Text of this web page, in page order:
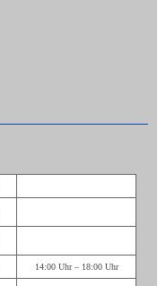
14:00 Uhr – 18:00 Uhr